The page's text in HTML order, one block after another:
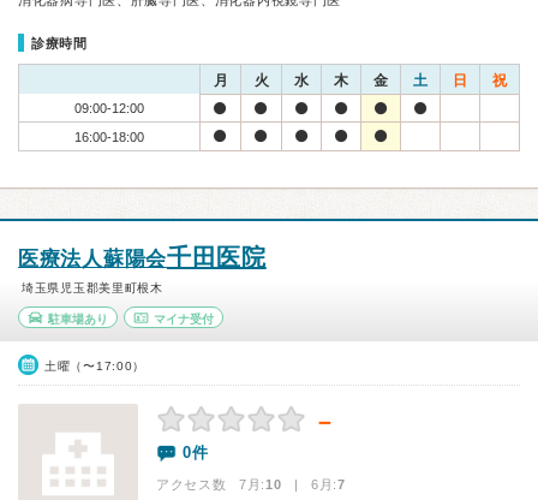
診療時間
月 火 水 木 金 土 日 祝
09:00-12:00
16:00-18:00
医療法人蘇陽会千田医院
埼玉県児玉郡美里町根木
駐車場あり マイナ受付
土曜（〜17:00）
－
0件
アクセス数 7月:10 | 6月:7